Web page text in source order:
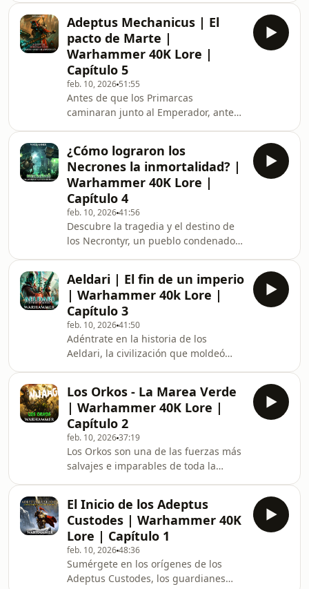
que diplomacia y máquinas:
necesitaba un ejército eterno. De la
ruina de los Guerreros del Trueno y
del genio de los Magos Biologis nació
el Proyecto Astartes. Una obra de
ciencia y fe que transformó a
hombres en armas vivientes.
Diecinueve implan
Adeptus Mechanicus | El
pacto de Marte |
Warhammer 40K Lore |
Capítulo 5
feb. 10, 2026 51:55
Antes de que los Primarcas
caminaran junto al Emperador, antes
galaxia, hubo un pacto que cambió el
destino de la Humanidad. En las
forjas sagradas de Marte, entre
humo, fe y acero, nació una alianza
imposible: la unión entre la razón y la
religión, entre el hombre que negaba
a los dioses y el culto que los
veneraba. El Adeptus M
¿Cómo lograron los
Necrones la inmortalidad? |
Warhammer 40K Lore |
Capítulo 4
feb. 10, 202641:56
Descubre la tragedia y el destino de
los Necrontyr, un pueblo condenado
exploramos cómo, bajo el reinado de
Szarekh, el Rey Silente, buscaron
escapar de su fragilidad mortal y
hallaron en los C’tan una promesa de
inmortalidad… a un precio terrible.
Una narración que combina
información fiel al lore oficial de
Warhammer 40K con drama
Aeldari | El fin de un imperio
| Warhammer 40k Lore |
Capítulo 3
feb. 10, 202641:50
Adéntrate en la historia de los
Aeldari, la civilización que moldeó
cualquier otra especie. Exploramos
sus orígenes, su edad dorada y el
camino de exceso y corrupción que
los llevó a la tragedia definitiva: la
Caída, cuando nació Slaanesh y su
imperio se derrumbó en un instante.
Una narración que combina
información fiel al lore of
Los Orkos - La Marea Verde
| Warhammer 40K Lore |
Capítulo 2
feb. 10, 202637:19
Los Orkos son una de las fuerzas más
salvajes e imparables de toda la
biológica, un fenómeno ecológico y
una amenaza constante para cada
mundo que pisan. En este capítulo
exploramos qué son realmente los
Orkos, cómo funcionan sus cuerpos
mitad carne y mitad vegetal, su brutal
El Inicio de los Adeptus
Custodes | Warhammer 40K
Lore | Capítulo 1
feb. 10, 202648:36
Sumérgete en los orígenes de los
Adeptus Custodes, los guardianes